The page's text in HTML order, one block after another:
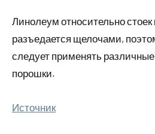
Линолеум относительно
разъедается щелочами,
следует применять
порошки.
Источник